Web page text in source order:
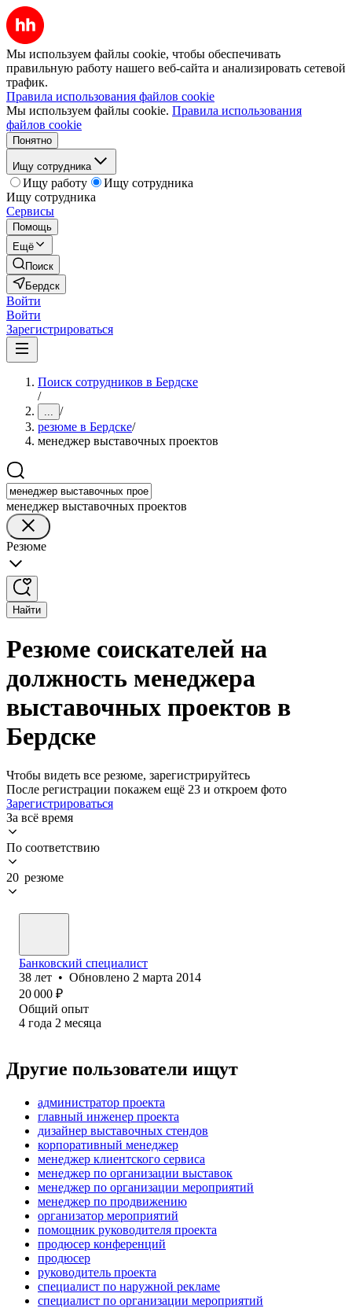
Мы используем файлы cookie, чтобы обеспечивать
правильную работу нашего веб-сайта и анализировать сетевой
трафик.
Правила использования файлов cookie
Мы используем файлы cookie. Правила использования
файлов cookie
Понятно
Ищу сотрудника
Ищу работу
Ищу сотрудника
Ищу сотрудника
Сервисы
Помощь
Ещё
Поиск
Бердск
Войти
Войти
Зарегистрироваться
Поиск сотрудников в Бердске
/
... /
резюме в Бердске/
менеджер выставочных проектов
менеджер выставочных проектов
Резюме
Найти
Резюме соискателей на
должность менеджера
выставочных проектов в
Бердске
Чтобы видеть все резюме, зарегистрируйтесь
После регистрации покажем ещё 23 и откроем фото
Зарегистрироваться
За всё время
По соответствию
20 резюме
Банковский специалист
38 лет • Обновлено 2 марта 2014
20 000 ₽
Общий опыт
4 года 2 месяца
Другие пользователи ищут
администратор проекта
главный инженер проекта
дизайнер выставочных стендов
корпоративный менеджер
менеджер клиентского сервиса
менеджер по организации выставок
менеджер по организации мероприятий
менеджер по продвижению
организатор мероприятий
помощник руководителя проекта
продюсер конференций
продюсер
руководитель проекта
специалист по наружной рекламе
специалист по организации мероприятий